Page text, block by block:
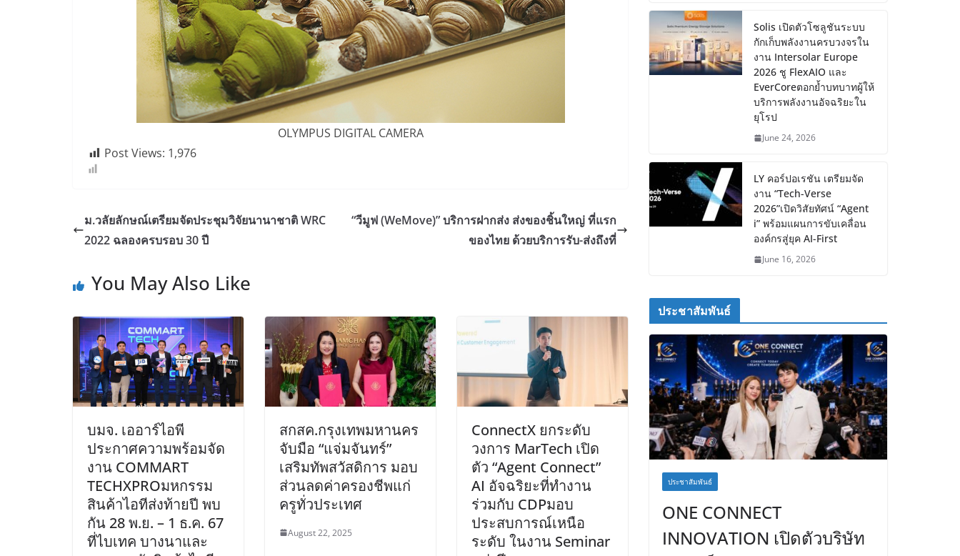
OLYMPUS DIGITAL CAMERA
Post Views: 1,976
ม.วลัยลักษณ์เตรียมจัดประชุมวิจัยนานาชาติ WRC
2022 ฉลองครบรอบ 30 ปี
“วีมูฟ (WeMove)” บริการฝากส่ง ส่งของชิ้นใหญ่ ที่แรก
ของไทย ด้วยบริการรับ-ส่งถึงที่
You May Also Like
บมจ. เออาร์ไอพี
ประกาศความพร้อมจัด
งาน COMMART
TECHXPROมหกรรม
สินค้าไอทีส่งท้ายปี พบ
กัน 28 พ.ย. – 1 ธ.ค. 67
ที่ไบเทค บางนาและ
สกสค.กรุงเทพมหานคร
จับมือ “แจ่มจันทร์”
เสริมทัพสวัสดิการ มอบ
ส่วนลดค่าครองชีพแก่
ครูทั่วประเทศ
August 22, 2025
ConnectX ยกระดับ
วงการ MarTech เปิด
ตัว “Agent Connect”
AI อัจฉริยะที่ทำงาน
ร่วมกับ CDPมอบ
ประสบการณ์เหนือ
ระดับ ในงาน Seminar
Solis เปิดตัวโซลูชันระบบ
กักเก็บพลังงานครบวงจรใน
งาน Intersolar Europe
2026 ชู FlexAIO และ
EverCoreตอกย้ำบทบาทผู้ให้
บริการพลังงานอัจฉริยะใน
ยุโรป
June 24, 2026
LY คอร์ปอเรชัน เตรียมจัด
งาน “Tech-Verse
2026”เปิดวิสัยทัศน์ “Agent
i” พร้อมแผนการขับเคลื่อน
องค์กรสู่ยุค AI-First
June 16, 2026
ประชาสัมพันธ์
ประชาสัมพันธ์
ONE CONNECT
INNOVATION เปิดตัวบริษัท